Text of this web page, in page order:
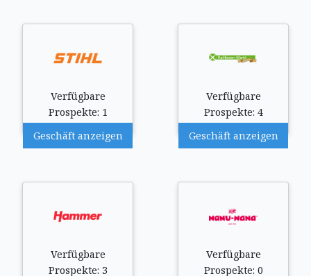
Verfügbare
Prospekte: 1
Geschäft anzeigen
Verfügbare
Prospekte: 4
Geschäft anzeigen
Verfügbare
Prospekte: 3
Verfügbare
Prospekte: 0